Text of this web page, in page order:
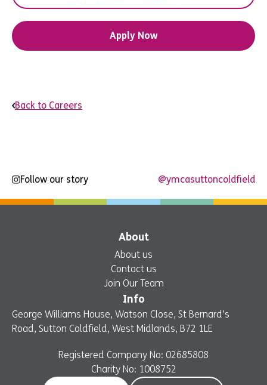
Apply Now
Back to Careers
Follow our story @ymcasuttoncoldfield
About
About us
Contact us
Join Our Team
Info
George Williams House, Watson Close, St Bernard’s
Road, Sutton Coldfield, West Midlands, B72 1LE
Registered Company No: 02685808
Charity No: 1008752